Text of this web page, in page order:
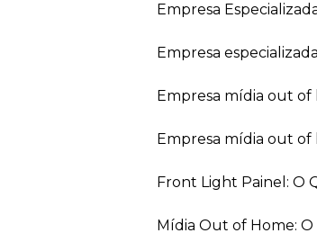
Empresa
Empresa
Empresa mídia out
Empresa mídia out
Front Light Painel: O
Mídia Out of Home: